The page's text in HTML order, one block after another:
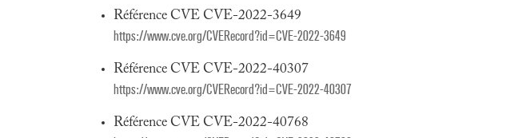
Référence CVE CVE-2022-3649
https://www.cve.org/CVERecord?id=CVE-2022-3649
Référence CVE CVE-2022-40307
https://www.cve.org/CVERecord?id=CVE-2022-40307
Référence CVE CVE-2022-40768